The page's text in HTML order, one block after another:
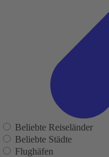
Beliebte Reiseländer
Beliebte Städte
Flughäfen